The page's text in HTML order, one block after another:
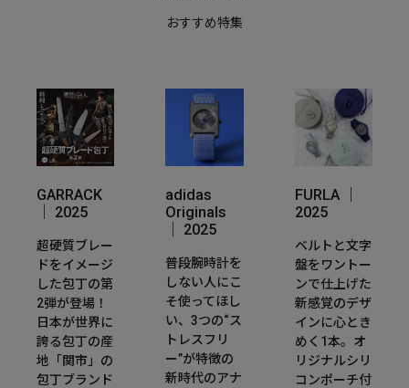
おすすめ特集
GARRACK
｜ 2025
超硬質ブレー
ドをイメージ
した包丁の第
2弾が登場！
日本が世界に
誇る包丁の産
地「関市」の
包丁ブランド
adidas
Originals
｜ 2025
普段腕時計を
しない人にこ
そ使ってほし
い、3つの“ス
トレスフリ
ー”が特徴の
新時代のアナ
FURLA ｜
2025
ベルトと文字
盤をワントー
ンで仕上げた
新感覚のデザ
インに心とき
めく1本。オ
リジナルシリ
コンポーチ付